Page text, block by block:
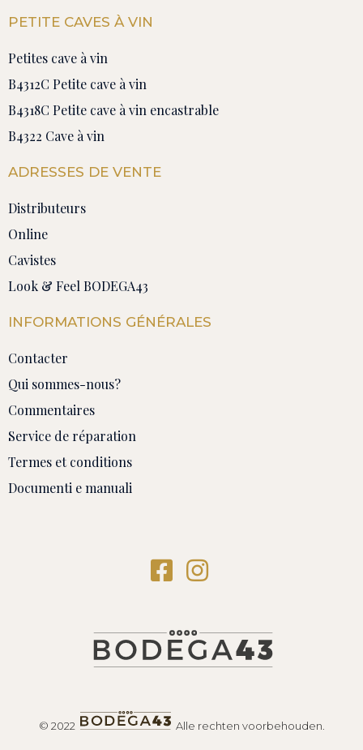
PETITE CAVES À VIN
Petites cave à vin
B4312C Petite cave à vin
B4318C Petite cave à vin encastrable
B4322 Cave à vin
ADRESSES DE VENTE
Distributeurs
Online
Cavistes
Look & Feel BODEGA43
INFORMATIONS GÉNÉRALES
Contacter
Qui sommes-nous?
Commentaires
Service de réparation
Termes et conditions
Documenti e manuali
© 2022 Alle rechten voorbehouden.